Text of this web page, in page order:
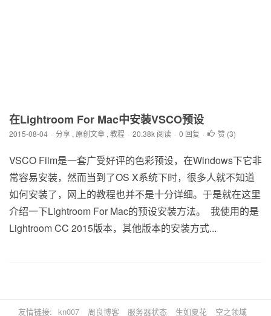
在Lightroom For Mac中安装VSCO预设
2015-08-04 · 分享 , 原创文章 , 教程 · 20.38k 阅读 · 0 回复 · 赞 (3)
VSCO Film是一套广受好评的色彩预设，在Windows下它非
常容易安装，然而当到了OS X系统下时，很多人就不知道
如何安装了，网上的教程也并不是十分详细。于是就在这里
介绍一下Lightroom For Mac的预设安装方法。 我使用的是
Lightroom CC 2015版本，其他版本的安装方式...
友情链接: kn007 周良博客 服务器状态 生如夏花 空之领域